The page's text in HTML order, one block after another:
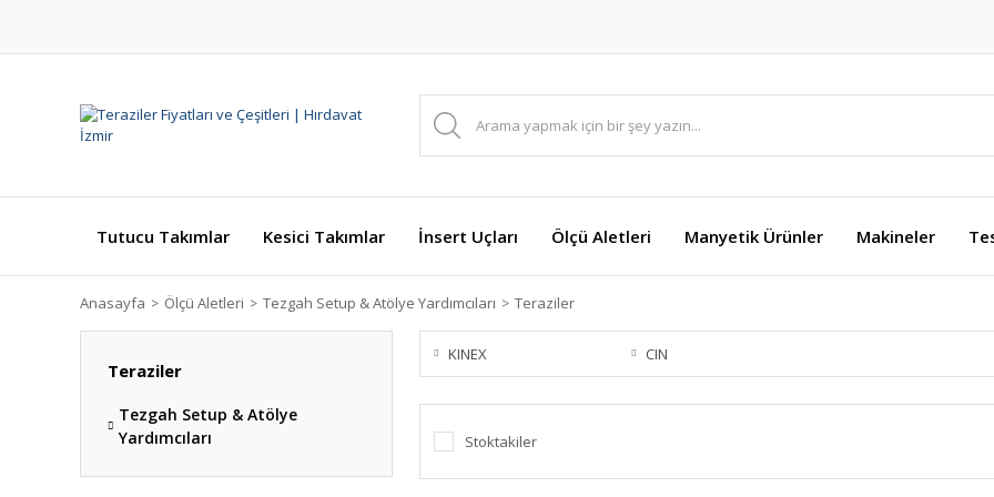
Tutucu Takımlar Kesici Takımlar İnsert Uçları Ölçü Aletleri Manyetik Ürünler Makineler
Anasayfa Ölçü Aletleri Tezgah Setup & Atölye Yardımcıları Teraziler
Teraziler
Tezgah Setup & Atölye
Yardımcıları
KINEX CIN
Stoktakiler